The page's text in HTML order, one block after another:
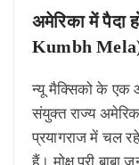
अमेरिका में पैदा
Kumbh
न्यू मैक्सिको के एक
संयुक्त राज्य
प्रयागराज में चल